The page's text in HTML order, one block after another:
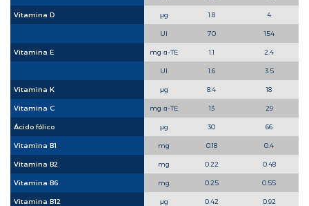
Vitamina D μg 1.8 4
UI 70 154
Vitamina E mg ɑ-TE 1.1 2.4
UI 1.6 3.5
Vitamina K μg 8.4 18
Vitamina C mg ɑ-TE 13 29
Ácido fólico μg 30 66
Vitamina B1 mg 0.18 0.4
Vitamina B2 mg 0.22 0.48
Vitamina B6 mg 0.25 0.55
Vitamina B12 μg 0.42 0.92